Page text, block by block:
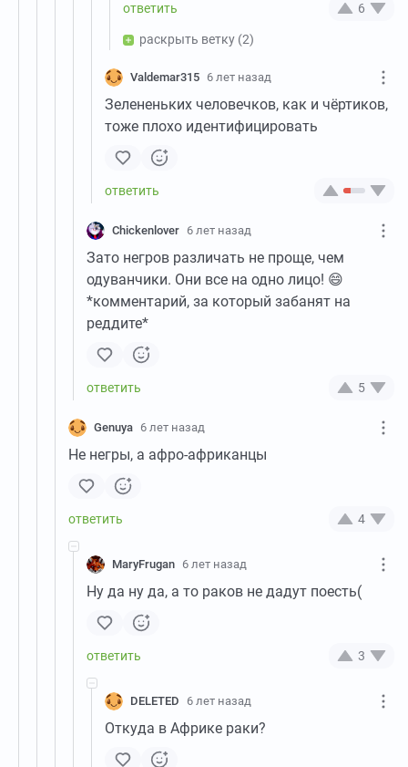
6
раскрыть ветку (2)
Valdemar315 6 лет назад
Зелененьких человечков, как и чёртиков,
тоже плохо идентифицировать
Chickenlover 6 лет назад
Зато негров различать не проще, чем
одуванчики. Они все на одно лицо! 😄
*комментарий, за который забанят на
реддите*
5
Genuya 6 лет назад
Не негры, а афро-африканцы
4
MaryFrugan 6 лет назад
Ну да ну да, а то раков не дадут поесть(
3
DELETED 6 лет назад
Откуда в Африке раки?